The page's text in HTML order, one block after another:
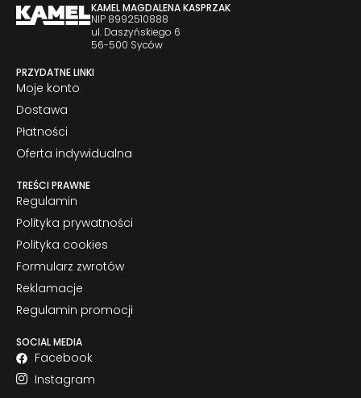
KAMEL MAGDALENA KASPRZAK
NIP 8992510888
ul. Daszyńskiego 6
56-500 Syców
PRZYDATNE LINKI
Moje konto
Dostawa
Płatności
Oferta indywidualna
TREŚCI PRAWNE
Regulamin
Polityka prywatności
Polityka cookies
Formularz zwrotów
Reklamacje
Regulamin promocji
SOCIAL MEDIA
Facebook
Instagram